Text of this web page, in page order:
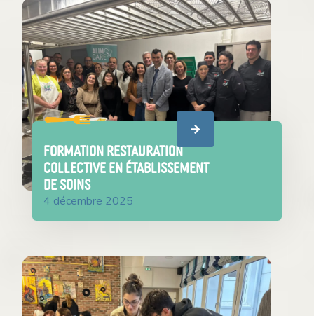
FORMATION RESTAURATION
COLLECTIVE EN ÉTABLISSEMENT
DE SOINS
4 décembre 2025